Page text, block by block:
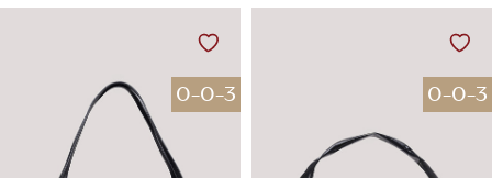
0-0-3 0-0-3